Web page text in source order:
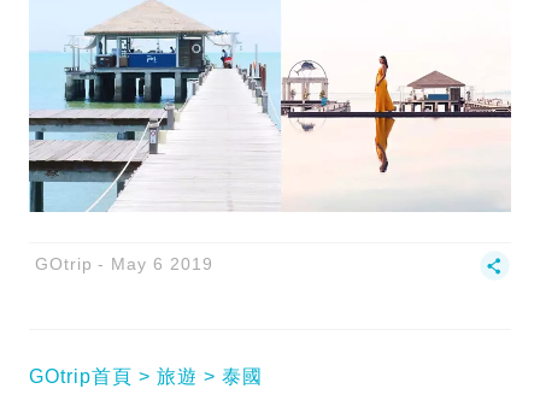
GOtrip May 6 2019
GOtrip首頁 旅遊 泰國